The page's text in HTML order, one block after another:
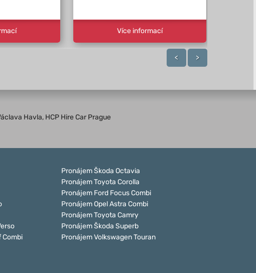
Více informací
< >
Havla, HCP Hire Car Prague
Combi
Pronájem Škoda Octavia
Pronájem Toyota Corolla
Pronájem Ford Focus Combi
Pronájem Opel Astra Combi
Pronájem Toyota Camry
Pronájem Škoda Superb
Pronájem Volkswagen Touran